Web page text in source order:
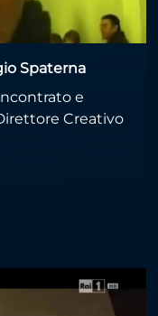
Spaterna
e
Creativo